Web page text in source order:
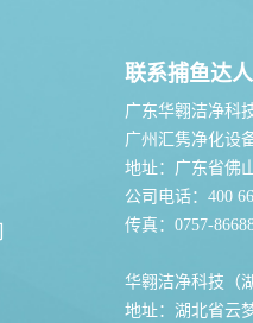
联系捕鱼达人
广东华翱洁净科
广州汇隽净化设
地址：广东省佛
公司电话：400
传真：0757-
华翱洁净科技（
地址：湖北省云